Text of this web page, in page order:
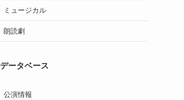
ミュージカル
朗読劇
データベース
公演情報